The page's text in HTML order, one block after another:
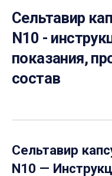
Сельтавир
N10 -
показания,
состав
Сельтавир
N10 —